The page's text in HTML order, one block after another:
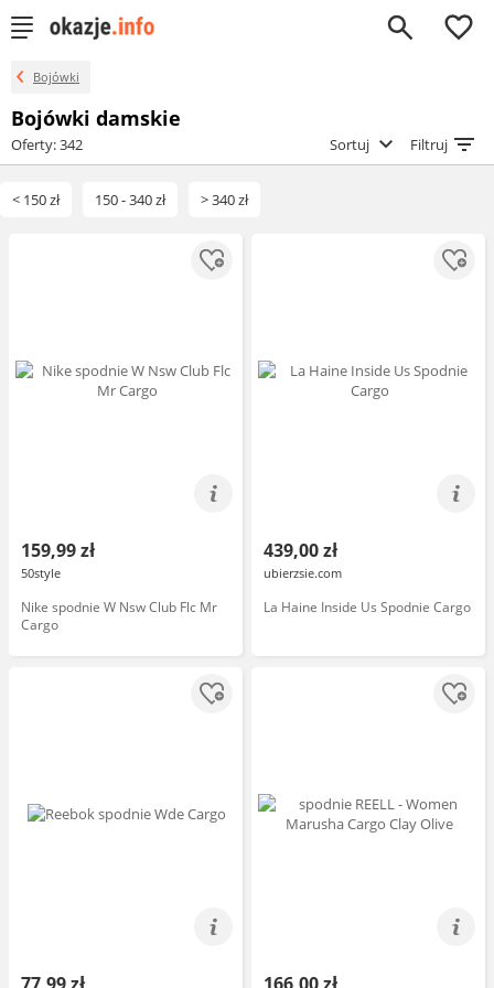
0
Bojówki
Bojówki damskie
Oferty: 342 Sortuj Filtruj
< 150 zł 150 - 340 zł > 340 zł
159,99 zł
50style
Nike spodnie W Nsw Club Flc Mr
Cargo
439,00 zł
ubierzsie.com
La Haine Inside Us Spodnie Cargo